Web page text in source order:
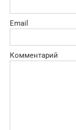
Email
Комментарий